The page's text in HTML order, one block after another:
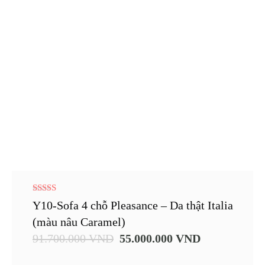
5.00
out of 5
Y10-Sofa 4 chỗ Pleasance – Da thật Italia
(màu nâu Caramel)
91.700.000VND 55.000.000 VND